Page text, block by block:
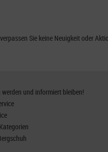
Sie keine Neuigkeit oder
und informiert bleiben!